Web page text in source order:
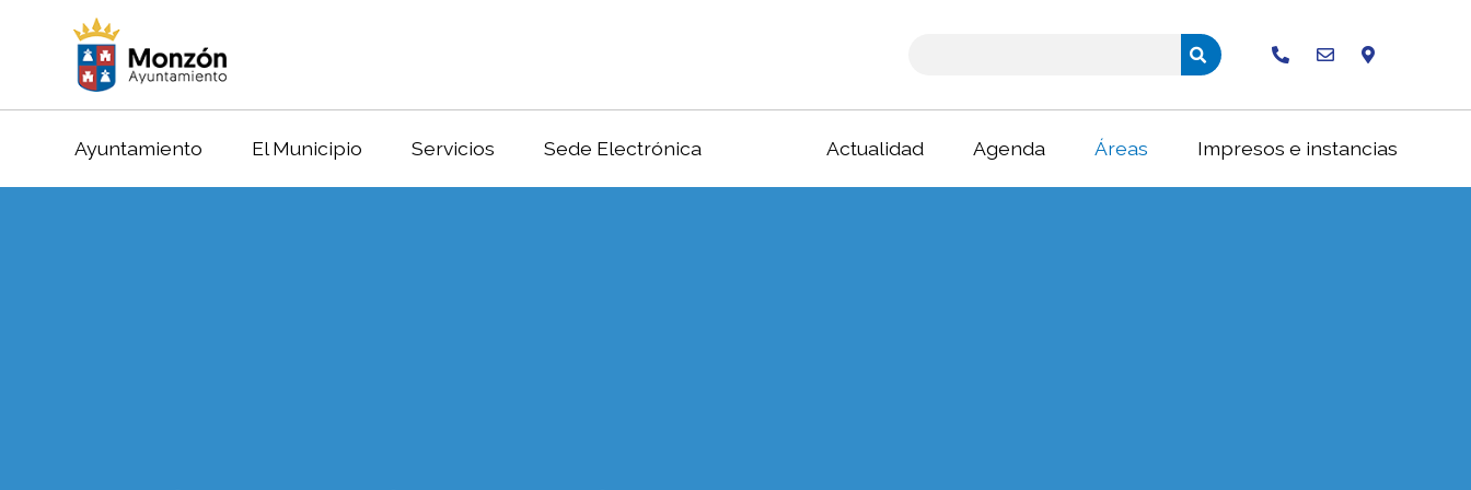
Ayuntamiento El Municipio Servicios Sede Electrónica Actualidad Agenda Áreas Impresos e instancias